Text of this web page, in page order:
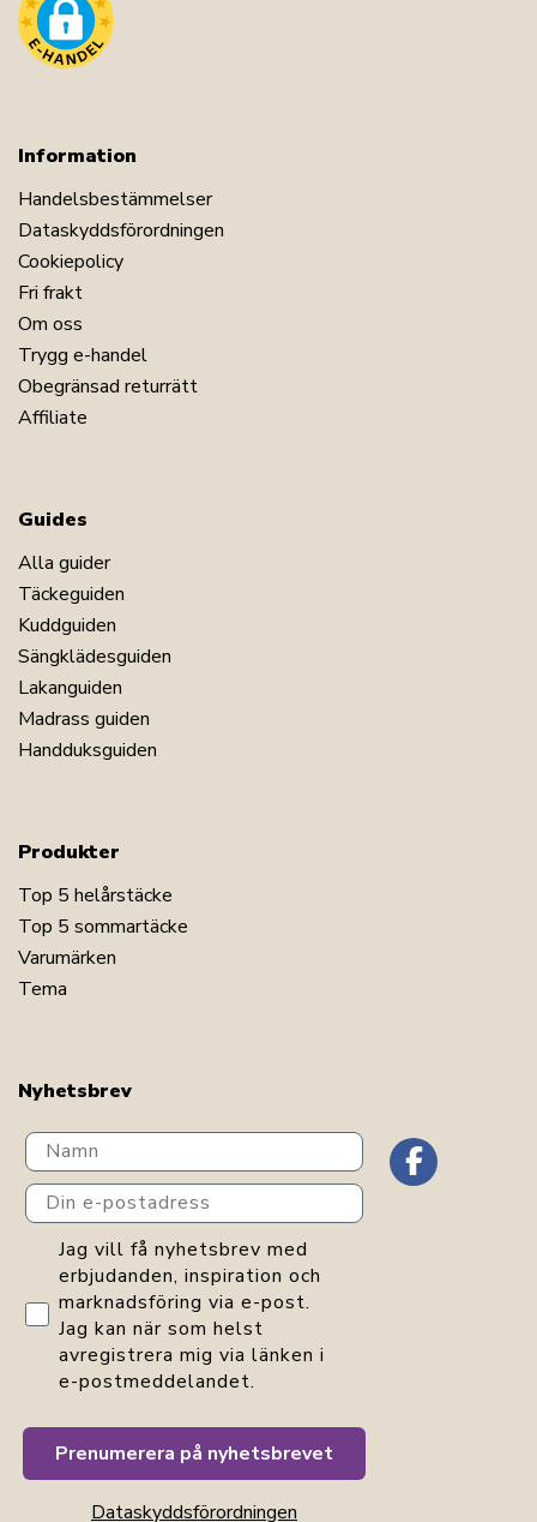
Information
Handelsbestämmelser
Dataskyddsförordningen
Cookiepolicy
Fri frakt
Om oss
Trygg e-handel
Obegränsad returrätt
Affiliate
Guides
Alla guider
Täckeguiden
Kuddguiden
Sängklädesguiden
Lakanguiden
Madrass guiden
Handduksguiden
Produkter
Top 5 helårstäcke
Top 5 sommartäcke
Varumärken
Tema
Nyhetsbrev
Navn
Din e-postadress
GDPR consent
Jag vill få nyhetsbrev med
erbjudanden, inspiration och
marknadsföring via e-post.
Jag kan när som helst
avregistrera mig via länken i
e-postmeddelandet.
Prenumerera på nyhetsbrevet
Dataskyddsförordningen